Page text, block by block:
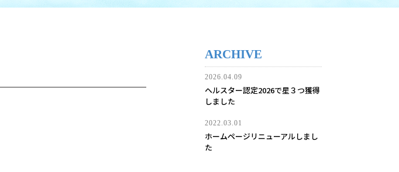
ARCHIVE
2026.04.09
ヘルスター認定2026で星３つ獲得
しました
2022.03.01
ホームページリニューアルしまし
た